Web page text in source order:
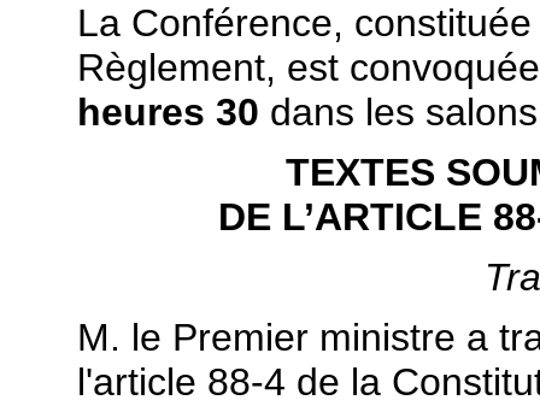
La Conférence,
Règlement, est
heures 30 dans les
TEXTES
DE L’ARTICLE
M. le Premier ministre a
l'article 88-4 de la